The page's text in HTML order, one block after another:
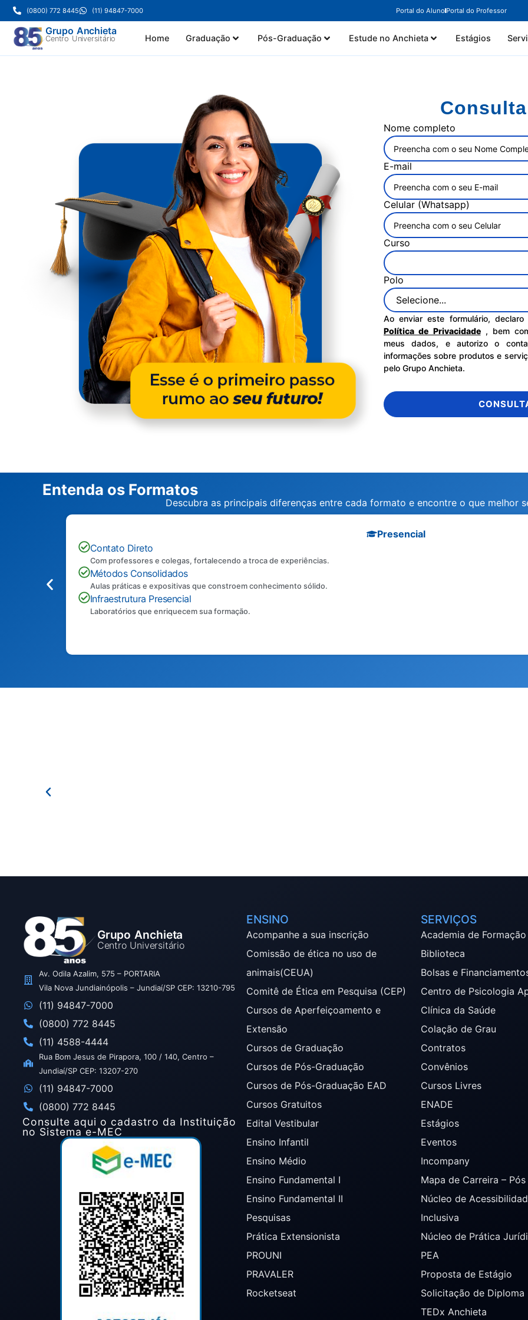
(0800) 772 8445 (11) 94847-7000 Portal do Aluno Portal do Professor
Grupo Anchieta
Centro Universitário Home Graduação Pós-Graduação Estude no Anchieta Estágios
Nome completo
E-mail
Celular (Whatsapp)
Curso
Polo
Ao enviar este formulário,
Política de Privacidade , bem
meus dados, e autorizo o
informações sobre produtos e
pelo Grupo Anchieta.
Entenda os Formatos
Descubra as principais diferenças entre cada formato e encontre o que melhor
Presencial
Contato Direto
Com professores e colegas, fortalecendo a troca de experiências.
Métodos Consolidados
Aulas práticas e expositivas que constroem conhecimento sólido.
Infraestrutura Presencial
Laboratórios que enriquecem sua formação.
Grupo Anchieta
Centro Universitário
Av. Odila Azalim, 575 – PORTARIA
Vila Nova Jundiainópolis – Jundiaí/SP CEP: 13210-795
(11) 94847-7000
(0800) 772 8445
(11) 4588-4444
Rua Bom Jesus de Pirapora, 100 / 140, Centro –
Jundiaí/SP CEP: 13207-270
(11) 94847-7000
(0800) 772 8445
Consulte aqui o cadastro da Instituição
no Sistema e-MEC
ENSINO
Acompanhe a sua inscrição
Comissão de ética no uso de
animais(CEUA)
Comitê de Ética em Pesquisa (CEP)
Cursos de Aperfeiçoamento e
Extensão
Cursos de Graduação
Cursos de Pós-Graduação
Cursos de Pós-Graduação EAD
Cursos Gratuitos
Edital Vestibular
Ensino Infantil
Ensino Médio
Ensino Fundamental I
Ensino Fundamental II
Pesquisas
Prática Extensionista
PROUNI
PRAVALER
Rocketseat
SERVIÇOS
Academia de
Biblioteca
Bolsas e
Centro de Psicologia
Clínica da Saúde
Colação de Grau
Contratos
Convênios
Cursos Livres
ENADE
Estágios
Eventos
Incompany
Mapa de Carreira –
Núcleo de
Inclusiva
Núcleo de Prática
PEA
Proposta de Estágio
Solicitação de Diploma
TEDx Anchieta